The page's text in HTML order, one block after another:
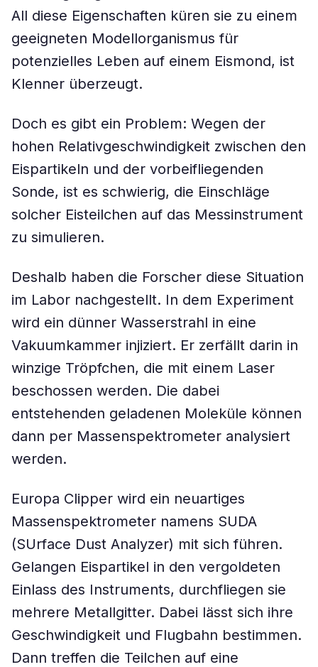
All diese Eigenschaften küren sie zu einem
geeigneten Modellorganismus für
potenzielles Leben auf einem Eismond, ist
Klenner überzeugt.
Doch es gibt ein Problem: Wegen der
hohen Relativgeschwindigkeit zwischen den
Eispartikeln und der vorbeifliegenden
Sonde, ist es schwierig, die Einschläge
solcher Eisteilchen auf das Messinstrument
zu simulieren.
Deshalb haben die Forscher diese Situation
im Labor nachgestellt. In dem Experiment
wird ein dünner Wasserstrahl in eine
Vakuumkammer injiziert. Er zerfällt darin in
winzige Tröpfchen, die mit einem Laser
beschossen werden. Die dabei
entstehenden geladenen Moleküle können
dann per Massenspektrometer analysiert
werden.
Europa Clipper wird ein neuartiges
Massenspektrometer namens SUDA
(SUrface Dust Analyzer) mit sich führen.
Gelangen Eispartikel in den vergoldeten
Einlass des Instruments, durchfliegen sie
mehrere Metallgitter. Dabei lässt sich ihre
Geschwindigkeit und Flugbahn bestimmen.
Dann treffen die Teilchen auf eine